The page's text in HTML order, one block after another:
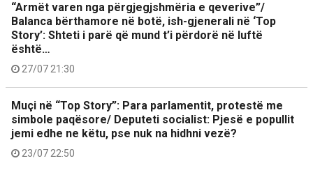
“Armët varen nga përgjegjshmëria e qeverive”/
Balanca bërthamore në botë, ish-gjenerali në ‘Top
Story’: Shteti i parë që mund t’i përdorë në luftë
është…
27/07 21:30
Muçi në “Top Story”: Para parlamentit, protestë me
simbole paqësore/ Deputeti socialist: Pjesë e popullit
jemi edhe ne këtu, pse nuk na hidhni vezë?
23/07 22:50